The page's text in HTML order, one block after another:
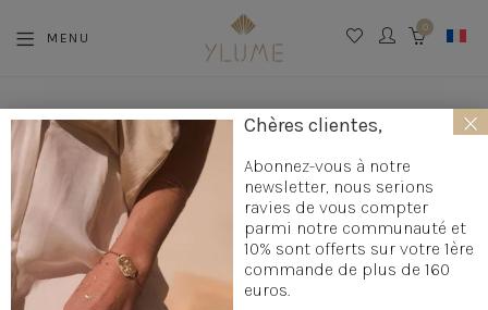
MENU
0
21 MARS 2019 21
MARS
2019
UN BEAU JOUR AVEC YLUME
Chères clientes,
Abonnez-vous à notre
newsletter, nous serions
ravies de vous compter
parmi notre communauté et
10% sont offerts sur votre 1ère
commande de plus de 160
euros.
×